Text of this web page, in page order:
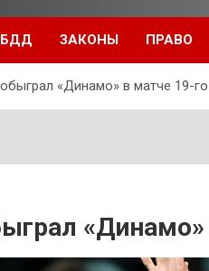
ЗАКОНЫ ПРАВО
«Динамо» в матче 19-